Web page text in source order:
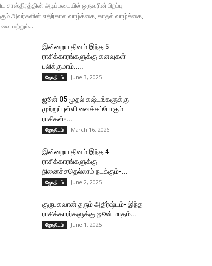
சாஸ்திரத்தின் அடிப்படையில் ஒருவரின் பிறப்பு
அவர்களின் எதிர்கால வாழ்க்கை, காதல் வாழ்க்கை,
மற்றும்...
இன்றைய தினம் இந்த 5
ராசிக்காரங்களுக்கு கனவுகள்
பலிக்குமாம்.....
ஜோதிடம் June 3, 2025
ஜூன் 05 முதல் கஷ்டங்களுக்கு
முற்றுப்புள்ளி வைக்கப்போகும்
ராசிகள்-...
ஜோதிடம் March 16, 2026
இன்றைய தினம் இந்த 4
ராசிக்காரங்களுக்கு
நினைச்சதெல்லாம் நடக்கும்-...
ஜோதிடம் June 2, 2025
குருபகவான் தரும் அதிர்ஷ்டம்- இந்த
ராசிக்காரர்களுக்கு ஜூன் மாதம்...
ஜோதிடம் June 1, 2025